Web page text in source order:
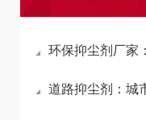
环保抑尘剂厂家：抑尘率高达99%！揭
道路抑尘剂：城市扬